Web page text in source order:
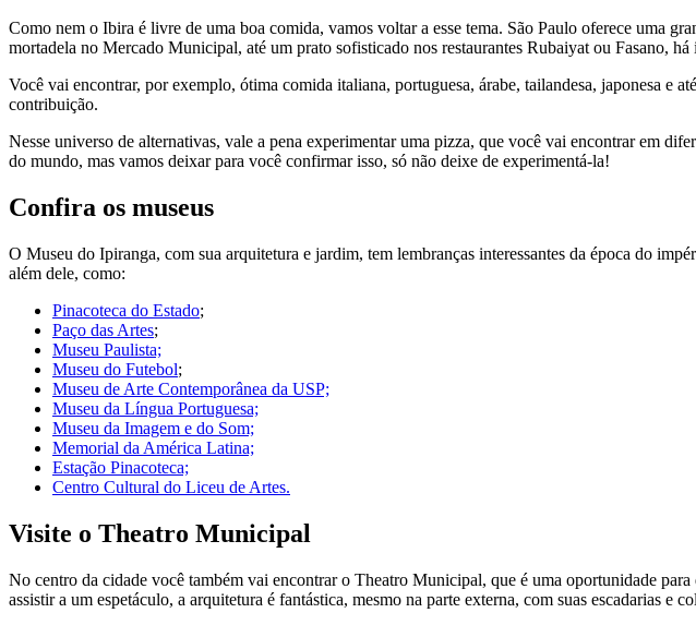
Como nem o Ibira é livre de uma boa comida, vamos voltar a esse tema. São Paulo oferece uma
mortadela no Mercado Municipal, até um prato sofisticado nos restaurantes Rubaiyat ou Fasano, há
Você vai encontrar, por exemplo, ótima comida italiana, portuguesa, árabe, tailandesa, japonesa e
contribuição.
Nesse universo de alternativas, vale a pena experimentar uma pizza, que você vai encontrar em
do mundo, mas vamos deixar para você confirmar isso, só não deixe de experimentá-la!
Confira os museus
O Museu do Ipiranga, com sua arquitetura e jardim, tem lembranças interessantes da época do
além dele, como:
Pinacoteca do Estado;
Paço das Artes;
Museu Paulista;
Museu do Futebol;
Museu de Arte Contemporânea da USP;
Museu da Língua Portuguesa;
Museu da Imagem e do Som;
Memorial da América Latina;
Estação Pinacoteca;
Centro Cultural do Liceu de Artes.
Visite o Theatro Municipal
No centro da cidade você também vai encontrar o Theatro Municipal, que é uma oportunidade
assistir a um espetáculo, a arquitetura é fantástica, mesmo na parte externa, com suas escadarias e